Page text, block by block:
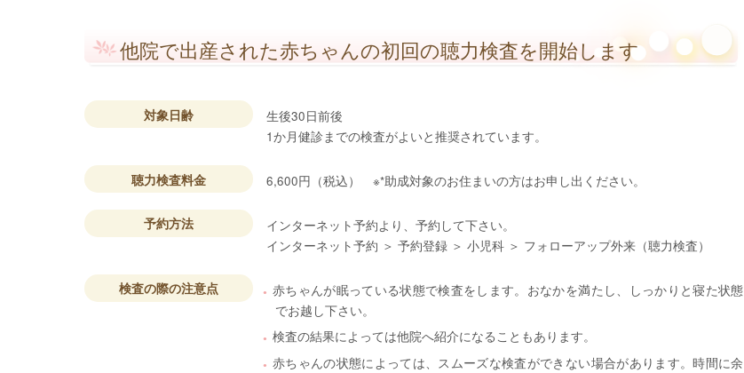
他院で出産された赤ちゃんの初回の聴力検査を開始します
対象日齢
生後30日前後
1か月健診までの検査がよいと推奨されています。
聴力検査料金 6,600円（税込） ※*助成対象のお住まいの方はお申し出ください。
予約方法
インターネット予約より、予約して下さい。
インターネット予約 ＞ 予約登録 ＞ 小児科 ＞ フォローアップ外来（聴力検査）
検査の際の注意点
赤ちゃんが眠っている状態で検査をします。おなかを満たし、しっかりと寝た状態
でお越し下さい。
検査の結果によっては他院へ紹介になることもあります。
赤ちゃんの状態によっては、スムーズな検査ができない場合があります。時間に余